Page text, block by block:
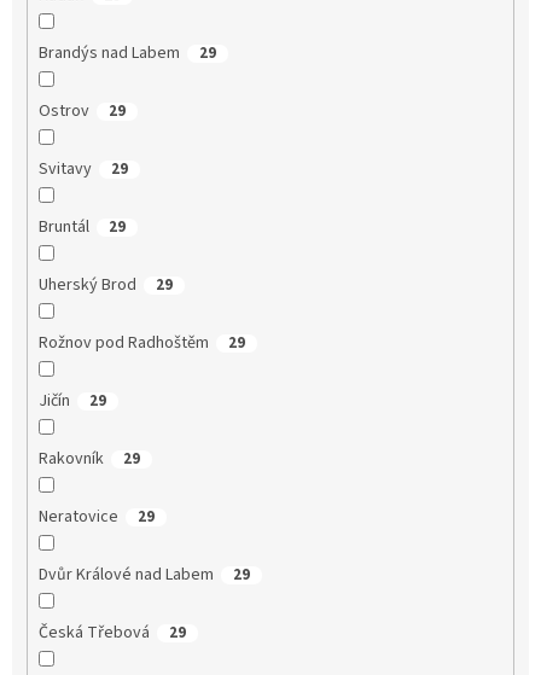
Brandýs nad Labem 29
Ostrov 29
Svitavy 29
Bruntál 29
Uherský Brod 29
Rožnov pod Radhoštěm 29
Jičín 29
Rakovník 29
Neratovice 29
Dvůr Králové nad Labem 29
Česká Třebová 29